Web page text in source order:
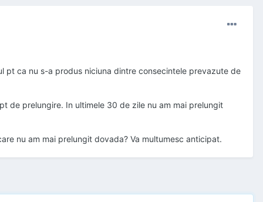
ca nu s-a produs niciuna dintre consecintele prevazute de
de prelungire. In ultimele 30 de zile nu am mai prelungit
nu am mai prelungit dovada? Va multumesc anticipat.